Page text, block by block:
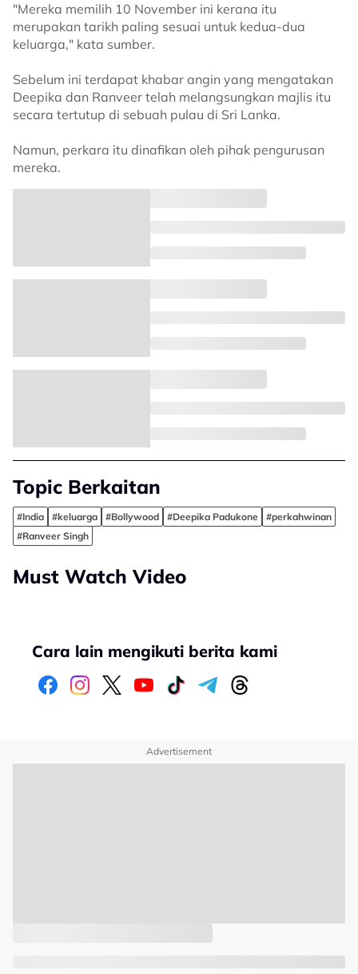
"Mereka memilih 10 November ini kerana itu
merupakan tarikh paling sesuai untuk kedua-dua
keluarga," kata sumber.
Sebelum ini terdapat khabar angin yang mengatakan
Deepika dan Ranveer telah melangsungkan majlis itu
secara tertutup di sebuah pulau di Sri Lanka.
Namun, perkara itu dinafikan oleh pihak pengurusan
mereka.
Topic Berkaitan
#India #keluarga #Bollywood #Deepika Padukone
#perkahwinan
#Ranveer Singh
Must Watch Video
Cara lain mengikuti berita kami
Advertisement